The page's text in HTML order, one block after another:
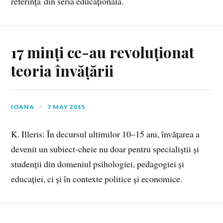
17 minți ce-au revoluționat
teoria învățării
IOANA 7 MAY 2015
K. Illeris: În decursul ultimilor 10–15 ani, învățarea a
devenit un subiect‑cheie nu doar pentru specialiștii și
studenții din domeniul psihologiei, pedagogiei și
educației, ci și în contexte politice și economice.